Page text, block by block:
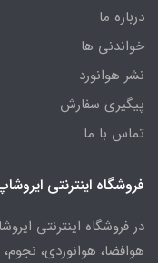
درباره ما
خواندنی ها
نشر هوانورد
پیگیری سفارش
تماس با ما
فروشگاه اینترنتی
در فروشگاه اینترنتی
هوافضا، هوانوردی،